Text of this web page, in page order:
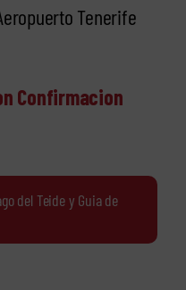
Tenerife
Confirmacion
del Teide y Guia de